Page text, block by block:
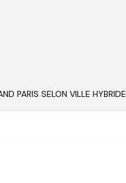
PARIS SELON VILLE HYBRIDE